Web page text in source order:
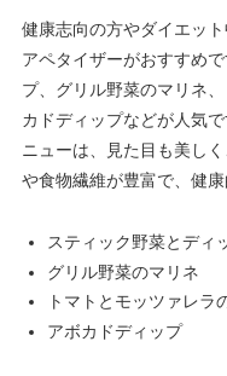
健康志向の方やダイエッ
アペタイザーがおすすめ
プ、グリル野菜のマリネ
カドディップなどが人気
ニューは、見た目も美し
や食物繊維が豊富で、健
スティック野菜とディ
グリル野菜のマリネ
トマトとモッツァレラ
アボカドディップ